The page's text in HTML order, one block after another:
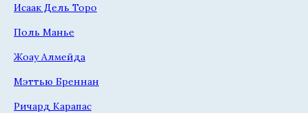
Исаак Дель Торо
Поль Манье
Жоау Алмейда
Мэттью Бреннан
Ричард Карапас